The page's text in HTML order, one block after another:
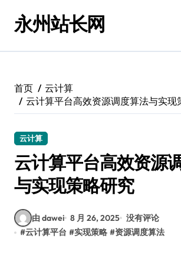
永州站长网
首页
云计算
云计算平台高效资源调度算法与实现
云计算
云计算平台高效资源
与实现策略研究
由 dawei 8 月 26, 2025 没有评论
#云计算平台 #实现策略 #资源调度算法